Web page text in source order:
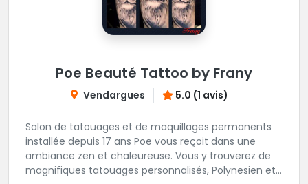
Poe Beauté Tattoo by Frany
Vendargues 5.0 (1 avis)
Salon de tatouages et de maquillages permanents
installée depuis 17 ans Poe vous reçoit dans une
ambiance zen et chaleureuse. Vous y trouverez de
magnifiques tatouages personnalisés, Polynesien et